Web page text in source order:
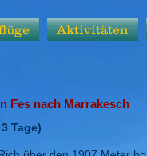
Aktivitäten
Marrakesch
Tage)